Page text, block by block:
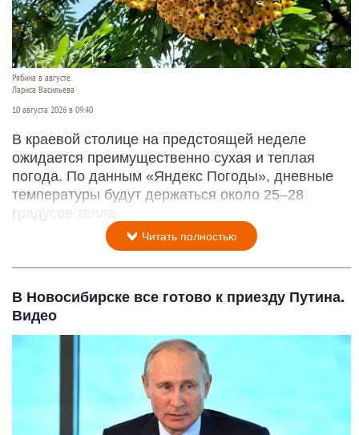
Рябина в августе.
Лариса Васильева
10 августа 2026 в 09:40
В краевой столице на предстоящей неделе
ожидается преимущественно сухая и теплая
погода. По данным «Яндекс Погоды», дневные
температуры будут держаться около 25–28
градусов тепла.
Читать полностью
В Новосибирске все готово к приезду Путина.
Видео